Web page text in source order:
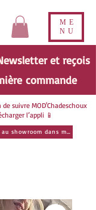
ME
NU
et reçois
commande
suivre MOD'Chadeschoux
l’appli 📱
👉 Accéder au showroom dans ma poche